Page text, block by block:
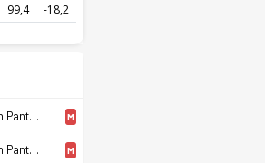
99,4 -18,2
Penrith Panthers M
Penrith Panthers M